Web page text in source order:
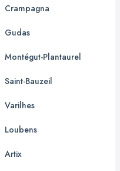
Crampagna
Gudas
Montégut-Plantaurel
Saint-Bauzeil
Varilhes
Loubens
Artix